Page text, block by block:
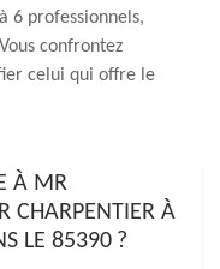
6 professionnels,
confrontez
celui qui offre le
À MR
CHARPENTIER À
LE 85390 ?